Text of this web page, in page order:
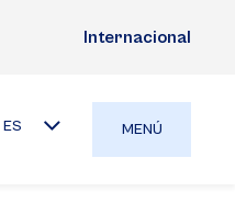
Internacional
ES MENÚ